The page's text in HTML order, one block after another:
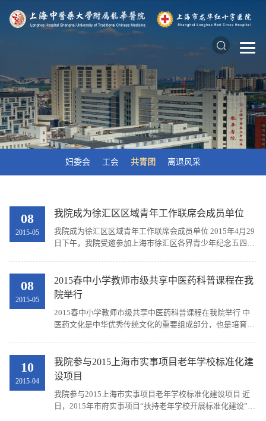
妇委会 工会 共青团 离退风采
08
2015-05
我院成为徐汇区区域青年工作联席会成员单位
我院成为徐汇区区域青年工作联席会成员单位 2015年4月29
日下午，我院受邀参加上海市徐汇区各界青少年纪念五四运
08
2015-05
2015春中小学教师市级共享中医药科普课程在我
院举行
2015春中小学教师市级共享中医药科普课程在我院举行 中
医药文化是中华优秀传统文化的重要组成部分，也是培育和
10
2015-04
我院参与2015上海市实事项目老年学校标准化建
设项目
我院参与2015上海市实事项目老年学校标准化建设项目 近
日，2015年市府实事项目“扶持老年学校开展标准化建设”社